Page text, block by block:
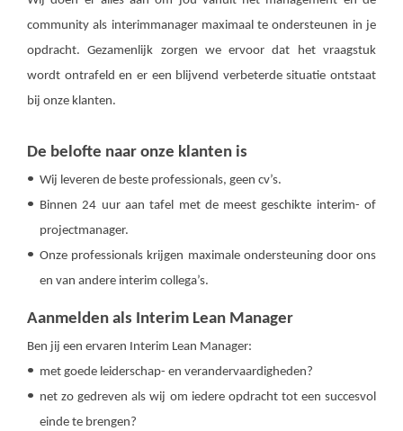
community als interimmanager maximaal te ondersteunen in je
opdracht. Gezamenlijk zorgen we ervoor dat het vraagstuk
wordt ontrafeld en er een blijvend verbeterde situatie ontstaat
bij onze klanten.
De belofte naar onze klanten is
Wij leveren de beste professionals, geen cv’s.
Binnen 24 uur aan tafel met de meest geschikte interim- of
projectmanager.
Onze professionals krijgen maximale ondersteuning door ons
en van andere interim collega’s.
Aanmelden als Interim Lean Manager
Ben jij een ervaren Interim Lean Manager:
met goede leiderschap- en verandervaardigheden?
net zo gedreven als wij om iedere opdracht tot een succesvol
einde te brengen?